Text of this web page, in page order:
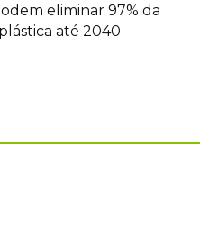
eliminar 97% da
até 2040